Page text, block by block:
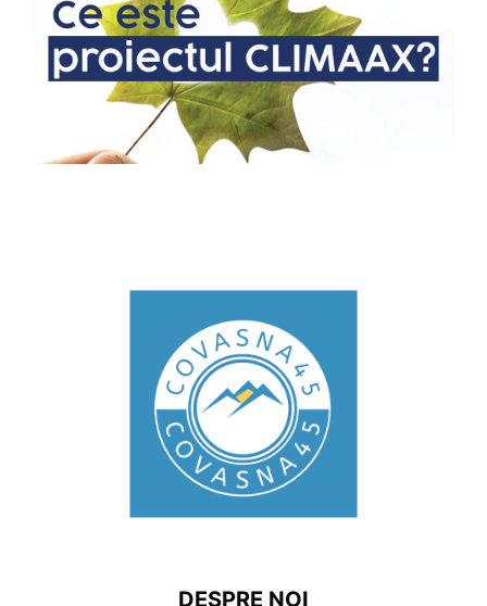
DESPRE NOI